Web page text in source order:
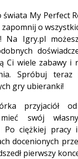
świata My Perfect
o
Na Igry.pl
Ci wiele zabawy i
Spróbuj teraz
gry ubieranki!
przyjaciół
swój
Po ciężkiej pracy i
docenionych
pierwszy